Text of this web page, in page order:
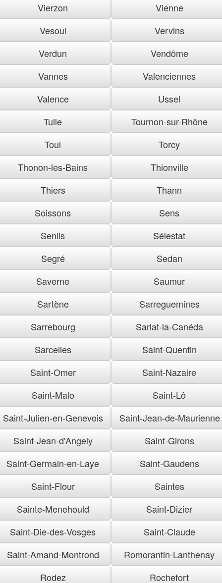
Vierzon
Vienne
Vesoul
Vervins
Verdun
Vendôme
Vannes
Valenciennes
Valence
Ussel
Tulle
Tournon-sur-Rhône
Toul
Torcy
Thonon-les-Bains
Thionville
Thiers
Thann
Soissons
Sens
Senlis
Sélestat
Segré
Sedan
Saverne
Saumur
Sartène
Sarreguemines
Sarrebourg
Sarlat-la-Canéda
Sarcelles
Saint-Quentin
Saint-Omer
Saint-Nazaire
Saint-Malo
Saint-Lô
Saint-Julien-en-Genevois
Saint-Jean-de-Maurienne
Saint-Jean-d'Angely
Saint-Girons
Saint-Germain-en-Laye
Saint-Gaudens
Saint-Flour
Saintes
Sainte-Menehould
Saint-Dizier
Saint-Die-des-Vosges
Saint-Claude
Saint-Amand-Montrond
Romorantin-Lanthenay
Rodez
Rochefort